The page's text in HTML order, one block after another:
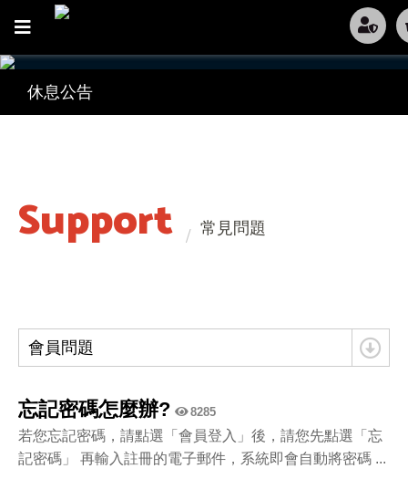
休息公告
Support 常見問題
會員問題
忘記密碼怎麼辦? 8285
若您忘記密碼，請點選「會員登入」後，請您先點選「忘
記密碼」 再輸入註冊的電子郵件，系統即會自動將密碼 ...